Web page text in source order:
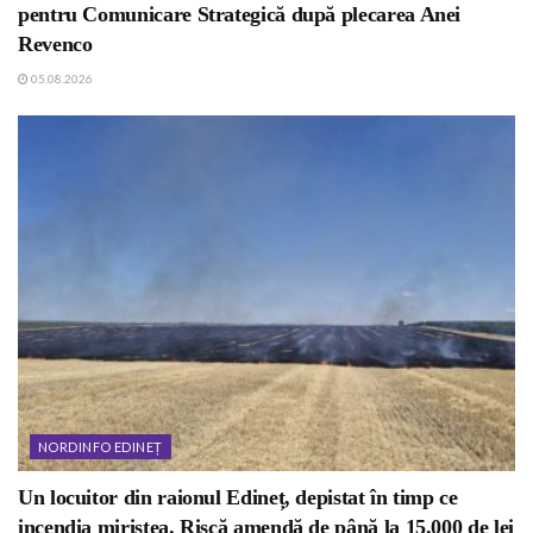
pentru Comunicare Strategică după plecarea Anei
Revenco
05.08.2026
NORDINFO EDINEȚ
Un locuitor din raionul Edineț, depistat în timp ce
incendia miriștea. Riscă amendă de până la 15.000 de lei